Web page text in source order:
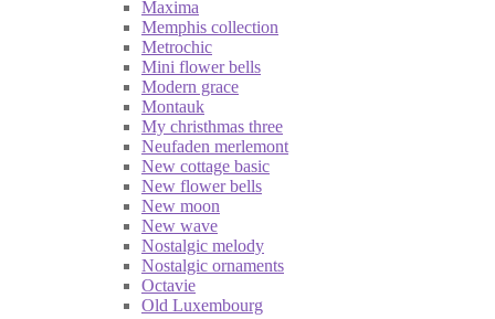
Maxima
Memphis collection
Metrochic
Mini flower bells
Modern grace
Montauk
My christhmas three
Neufaden merlemont
New cottage basic
New flower bells
New moon
New wave
Nostalgic melody
Nostalgic ornaments
Octavie
Old Luxembourg